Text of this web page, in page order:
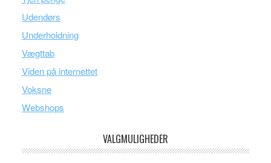
Udendørs
Underholdning
Vægttab
Viden på internettet
Voksne
Webshops
VALGMULIGHEDER